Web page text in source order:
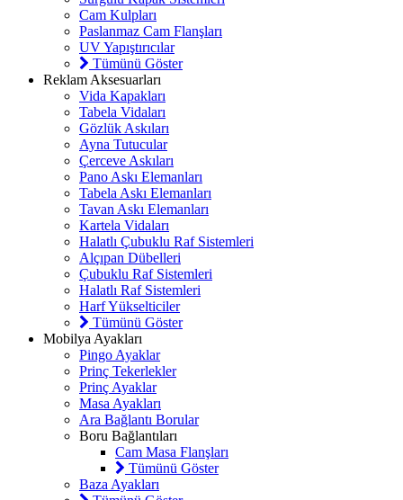
Cam Kulpları
Paslanmaz Cam Flanşları
UV Yapıştırıcılar
Tümünü Göster
Reklam Aksesuarları
Vida Kapakları
Tabela Vidaları
Gözlük Askıları
Ayna Tutucular
Çerceve Askıları
Pano Askı Elemanları
Tabela Askı Elemanları
Tavan Askı Elemanları
Kartela Vidaları
Halatlı Çubuklu Raf Sistemleri
Alçıpan Dübelleri
Çubuklu Raf Sistemleri
Halatlı Raf Sistemleri
Harf Yükselticiler
Tümünü Göster
Mobilya Ayakları
Pingo Ayaklar
Prinç Tekerlekler
Prinç Ayaklar
Masa Ayakları
Ara Bağlantı Borular
Boru Bağlantıları
Cam Masa Flanşları
Tümünü Göster
Baza Ayakları